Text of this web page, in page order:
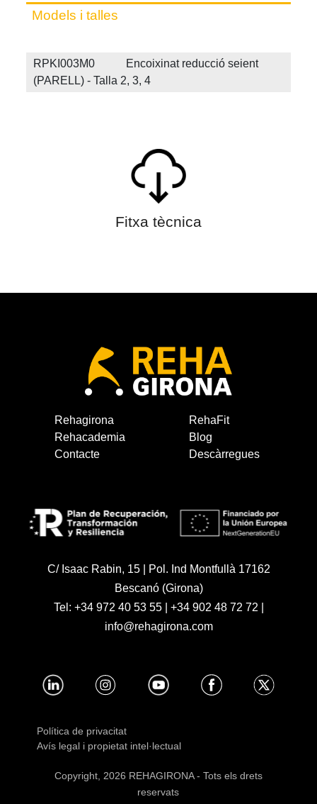
Models i talles
RPKI003M0 Encoixinat reducció seient
(PARELL) - Talla 2, 3, 4
Fitxa tècnica
Rehagirona
RehaFit
Rehacademia
Blog
Contacte
Descàrregues
C/ Isaac Rabin, 15 | Pol. Ind Montfullà 17162
Bescanó (Girona)
Tel: +34 972 40 53 55| +34 902 48 72 72
info@rehagirona.com
Copyright, 2026 REHAGIRONA - Tots els drets
reservats
Política de privacitat
Avís legal i propietat intel·lectual